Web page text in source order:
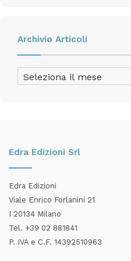
Archivio Articoli
Archivio
Articoli
Edra Edizioni Srl
Edra Edizioni
Viale Enrico Forlanini 21
I 20134 Milano
Tel. +39 02 881841
P. IVA e C.F. 14392510963